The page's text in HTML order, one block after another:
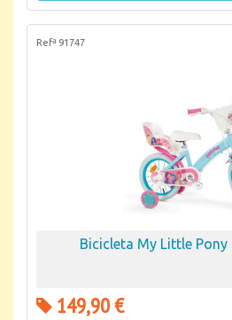
Refª 91747
Bicicleta My Little Pony
149,90 €